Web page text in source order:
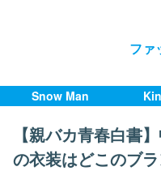
ファ
Snow Man
【親バカ青春白書
の衣装はどこのブ